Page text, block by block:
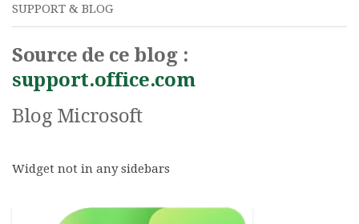
SUPPORT & BLOG
Source de ce blog :
support.office.com
Blog Microsoft
Widget not in any sidebars